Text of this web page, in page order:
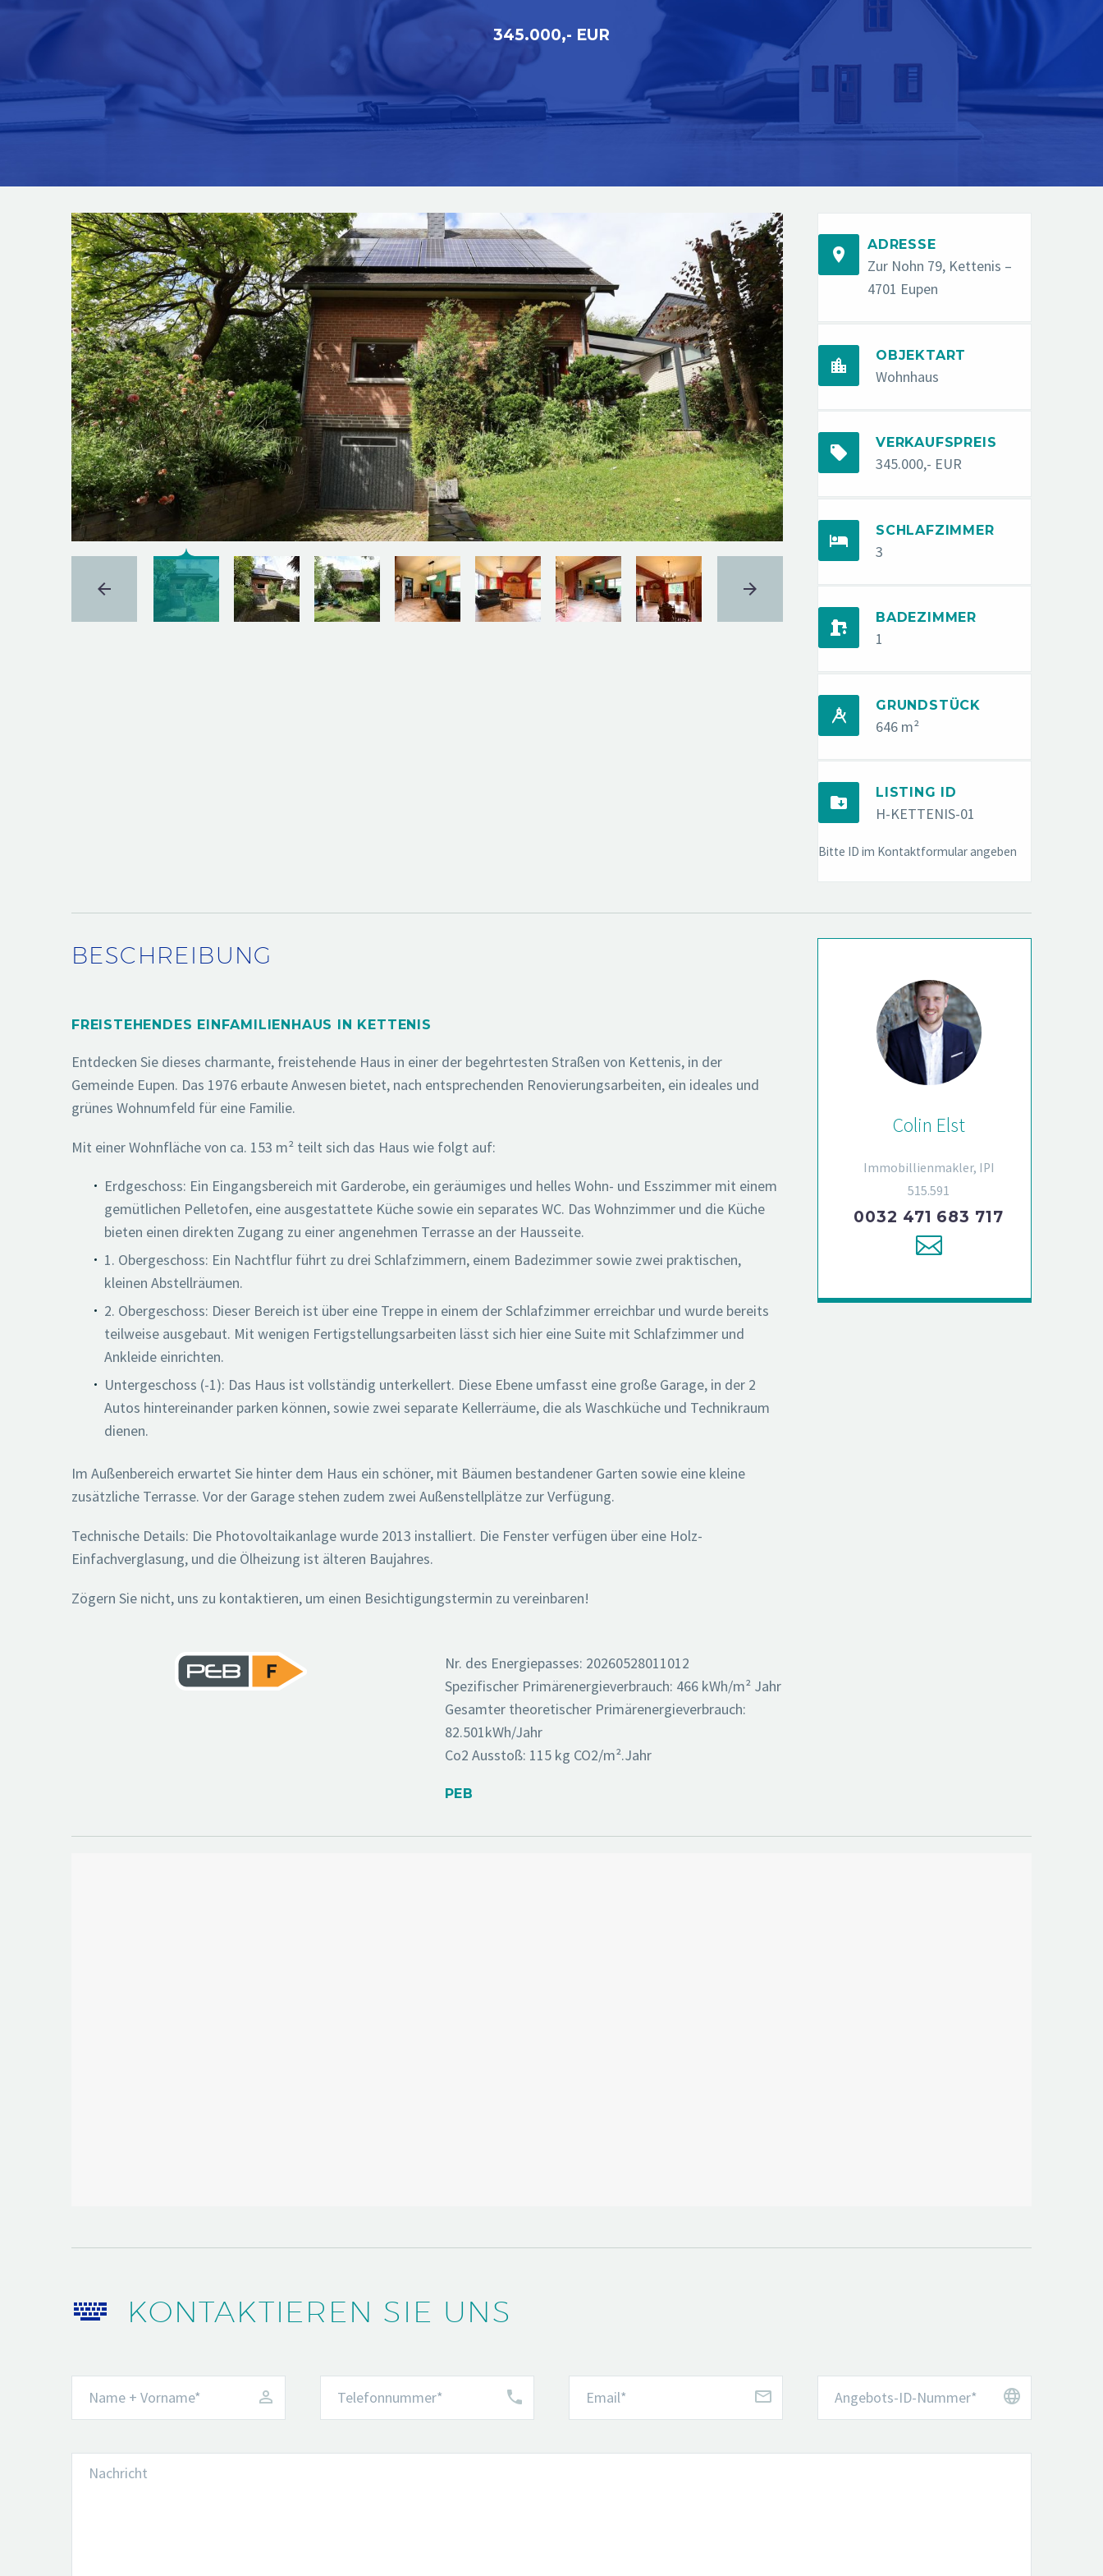
345.000,- EUR


ADRESSE
Zur Nohn 79, Kettenis –
4701 Eupen


OBJEKTART
Wohnhaus


VERKAUFSPREIS
345.000,- EUR


SCHLAFZIMMER
3


BADEZIMMER
1


GRUNDSTÜCK
646 m²


LISTING ID
H-KETTENIS-01
Bitte ID im Kontaktformular angeben
BESCHREIBUNG
FREISTEHENDES EINFAMILIENHAUS IN KETTENIS
Entdecken Sie dieses charmante, freistehende Haus in einer der begehrtesten Straßen von Kettenis, in der
Gemeinde Eupen. Das 1976 erbaute Anwesen bietet, nach entsprechenden Renovierungsarbeiten, ein ideales und
grünes Wohnumfeld für eine Familie.
Mit einer Wohnfläche von ca. 153 m² teilt sich das Haus wie folgt auf:
Erdgeschoss: Ein Eingangsbereich mit Garderobe, ein geräumiges und helles Wohn- und Esszimmer mit einem
gemütlichen Pelletofen, eine ausgestattete Küche sowie ein separates WC. Das Wohnzimmer und die Küche
bieten einen direkten Zugang zu einer angenehmen Terrasse an der Hausseite.
1. Obergeschoss: Ein Nachtflur führt zu drei Schlafzimmern, einem Badezimmer sowie zwei praktischen,
kleinen Abstellräumen.
2. Obergeschoss: Dieser Bereich ist über eine Treppe in einem der Schlafzimmer erreichbar und wurde bereits
teilweise ausgebaut. Mit wenigen Fertigstellungsarbeiten lässt sich hier eine Suite mit Schlafzimmer und
Ankleide einrichten.
Untergeschoss (-1): Das Haus ist vollständig unterkellert. Diese Ebene umfasst eine große Garage, in der 2
Autos hintereinander parken können, sowie zwei separate Kellerräume, die als Waschküche und Technikraum
dienen.
Im Außenbereich erwartet Sie hinter dem Haus ein schöner, mit Bäumen bestandener Garten sowie eine kleine
zusätzliche Terrasse. Vor der Garage stehen zudem zwei Außenstellplätze zur Verfügung.
Technische Details: Die Photovoltaikanlage wurde 2013 installiert. Die Fenster verfügen über eine Holz-
Einfachverglasung, und die Ölheizung ist älteren Baujahres.
Zögern Sie nicht, uns zu kontaktieren, um einen Besichtigungstermin zu vereinbaren!
Nr. des Energiepasses: 20260528011012
Spezifischer Primärenergieverbrauch: 466 kWh/m² Jahr
Gesamter theoretischer Primärenergieverbrauch:
82.501kWh/Jahr
Co2 Ausstoß: 115 kg CO2/m².Jahr
PEB
Colin Elst
Immobillienmakler, IPI
515.591
0032 471 683 717

 KONTAKTIEREN SIE UNS